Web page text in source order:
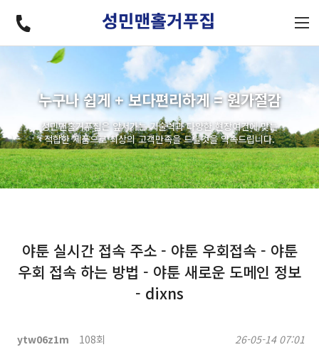
누구나 쉽게 + 보다편리하게 = 원가절감
성민맨홀거푸집은 앞서가는 기술력과 다양한 현장여건에 맞는
적합한 제품으로 최상의 고객만족을 드릴것을 약속드립니다.
야툰 실시간 접속 주소 - 야툰 우회접속 - 야툰
우회 접속 하는 방법 - 야툰 새로운 도메인 정보
- dixns
ytw06z1m 108회 26-05-14 07:01